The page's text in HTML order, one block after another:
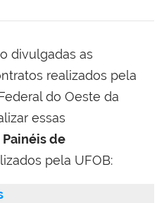
divulgadas as
realizados pela
do Oeste da
essas
Painéis de
pela UFOB: